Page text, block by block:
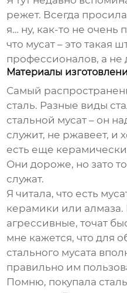
режет. Всегда
я… ну, как-то не очень
что мусат – это такая
профессионалов, а
Материалы
Самый
сталь. Разные виды
стальной мусат – он
служит, не ржавеет, и
есть еще
Они дороже, но зато
служат.
Я читала, что есть
керамики или алмаза.
агрессивные, точат
мне кажется, что для
стального мусата
правильно им
Помню, покупала